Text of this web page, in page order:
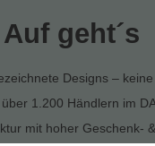
geht´s
Designs –
1.200 Händlern im
mit hoher Geschenk-